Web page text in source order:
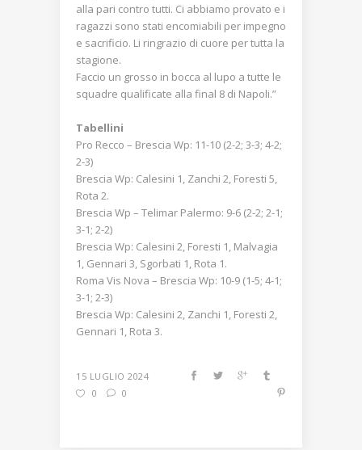
alla pari contro tutti. Ci abbiamo provato e i
ragazzi sono stati encomiabili per impegno
e sacrificio. Li ringrazio di cuore per tutta la
stagione.
Faccio un grosso in bocca al lupo a tutte le
squadre qualificate alla final 8 di Napoli.”
Tabellini
Pro Recco – Brescia Wp: 11-10 (2-2; 3-3; 4-2;
2-3)
Brescia Wp: Calesini 1, Zanchi 2, Foresti 5,
Rota 2.
Brescia Wp – Telimar Palermo: 9-6 (2-2; 2-1;
3-1; 2-2)
Brescia Wp: Calesini 2, Foresti 1, Malvagia
1, Gennari 3, Sgorbati 1, Rota 1.
Roma Vis Nova – Brescia Wp: 10-9 (1-5; 4-1;
3-1; 2-3)
Brescia Wp: Calesini 2, Zanchi 1, Foresti 2,
Gennari 1, Rota 3.
15 LUGLIO 2024
0
0